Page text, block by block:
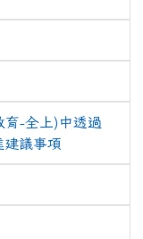
育-全上)中透過
議事項